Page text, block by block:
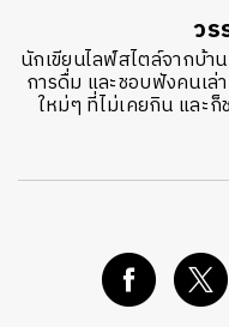
ว
นักเขียนไลฟ์สไตล์จากบ้
การดื่ม และชอบฟังคนเล่
ใหม่ๆ ที่ไม่เคยกิน และ